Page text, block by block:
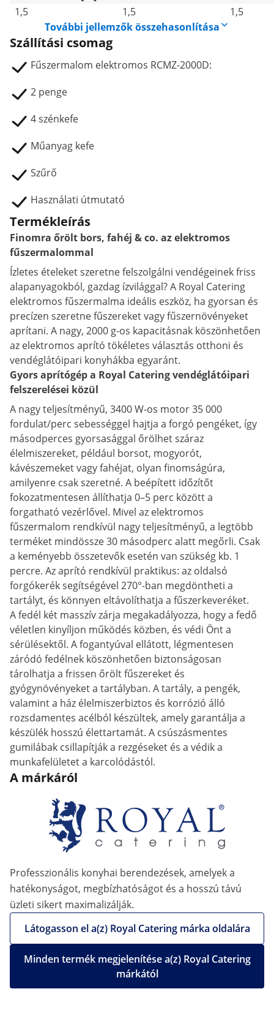
1,5
1,5
1,5
További jellemzők összehasonlítása
Szállítási csomag
Fűszermalom elektromos RCMZ-2000D:
2 penge
4 szénkefe
Műanyag kefe
Szűrő
Használati útmutató
Termékleírás
Finomra őrölt bors, fahéj & co. az elektromos
fűszermalommal
Ízletes ételeket szeretne felszolgálni vendégeinek friss
alapanyagokból, gazdag ízvilággal? A Royal Catering
elektromos fűszermalma ideális eszköz, ha gyorsan és
precízen szeretne fűszereket vagy fűszernövényeket
aprítani. A nagy, 2000 g-os kapacitásnak köszönhetően
az elektromos aprító tökéletes választás otthoni és
vendéglátóipari konyhákba egyaránt.
Gyors aprítógép a Royal Catering vendéglátóipari
felszerelései közül
A nagy teljesítményű, 3400 W-os motor 35 000
fordulat/perc sebességgel hajtja a forgó pengéket, így
másodperces gyorsasággal őrölhet száraz
élelmiszereket, például borsot, mogyorót,
kávészemeket vagy fahéjat, olyan finomságúra,
amilyenre csak szeretné. A beépített időzítőt
fokozatmentesen állíthatja 0–5 perc között a
forgatható vezérlővel. Mivel az elektromos
fűszermalom rendkívül nagy teljesítményű, a legtöbb
terméket mindössze 30 másodperc alatt megőrli. Csak
a keményebb összetevők esetén van szükség kb. 1
percre. Az aprító rendkívül praktikus: az oldalsó
forgókerék segítségével 270°-ban megdöntheti a
tartályt, és könnyen eltávolíthatja a fűszerkeveréket.
A fedél két masszív zárja megakadályozza, hogy a fedő
véletlen kinyíljon működés közben, és védi Önt a
sérülésektől. A fogantyúval ellátott, légmentesen
záródó fedélnek köszönhetően biztonságosan
tárolhatja a frissen őrölt fűszereket és
gyógynövényeket a tartályban. A tartály, a pengék,
valamint a ház élelmiszerbiztos és korrózió álló
rozsdamentes acélból készültek, amely garantálja a
készülék hosszú élettartamát. A csúszásmentes
gumilábak csillapítják a rezgéseket és a védik a
munkafelületet a karcolódástól.
A márkáról
Professzionális konyhai berendezések, amelyek a
hatékonyságot, megbízhatóságot és a hosszú távú
üzleti sikert maximalizálják.
Látogasson el a(z) Royal Catering márka oldalára
Minden termék megjelenítése a(z) Royal Catering
márkától